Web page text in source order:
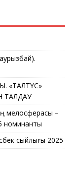
«ТАЛТҮС»
ТАЛДАУ
мелосферасы –
номинанты
сыйлығы 2025